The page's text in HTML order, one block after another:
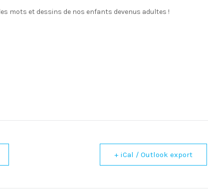
mots et dessins de nos enfants devenus adultes !
+ iCal / Outlook export